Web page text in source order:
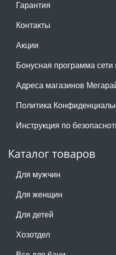
Гарантия
Контакты
Акции
Бонусная программа
Адреса магазинов
Политика
Инструкция по
Каталог товаров
Для мужчин
Для женщин
Для детей
Хозотдел